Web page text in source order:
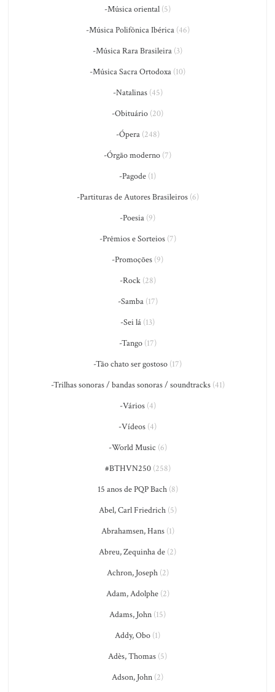
-Música oriental (5)
-Música Polifônica Ibérica(46)
-Música Rara Brasileira (3)
-Música Sacra Ortodoxa (10)
-Natalinas(45)
-Obituário (20)
-Ópera(248)
-Órgão moderno (7)
-Pagode (1)
-Partituras de Autores Brasileiros(6)
-Poesia (9)
-Prêmios e Sorteios(7)
-Promoções (9)
-Rock(28)
-Samba(17)
-Sei lá (13)
-Tango(17)
-Tão chato ser gostoso (17)
-Trilhas sonoras / bandas sonoras / soundtracks(41)
-Vários(4)
-Vídeos (4)
-World Music (6)
#BTHVN250(258)
15 anos de PQP Bach(8)
Abel, Carl Friedrich(5)
Abrahamsen, Hans(1)
Abreu, Zequinha de (2)
Achron, Joseph(2)
Adam, Adolphe(2)
Adams, John (15)
Addy, Obo (1)
Adès, Thomas (5)
Adson, John (2)